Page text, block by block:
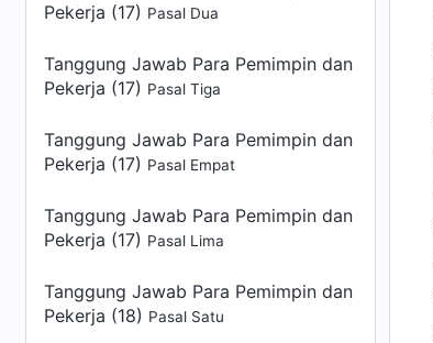
Pekerja (17) Pasal Dua
Tanggung Jawab Para Pemimpin dan
Pekerja (17) Pasal Tiga
Tanggung Jawab Para Pemimpin dan
Pekerja (17) Pasal Empat
Tanggung Jawab Para Pemimpin dan
Pekerja (17) Pasal Lima
Tanggung Jawab Para Pemimpin dan
Pekerja (18) Pasal Satu